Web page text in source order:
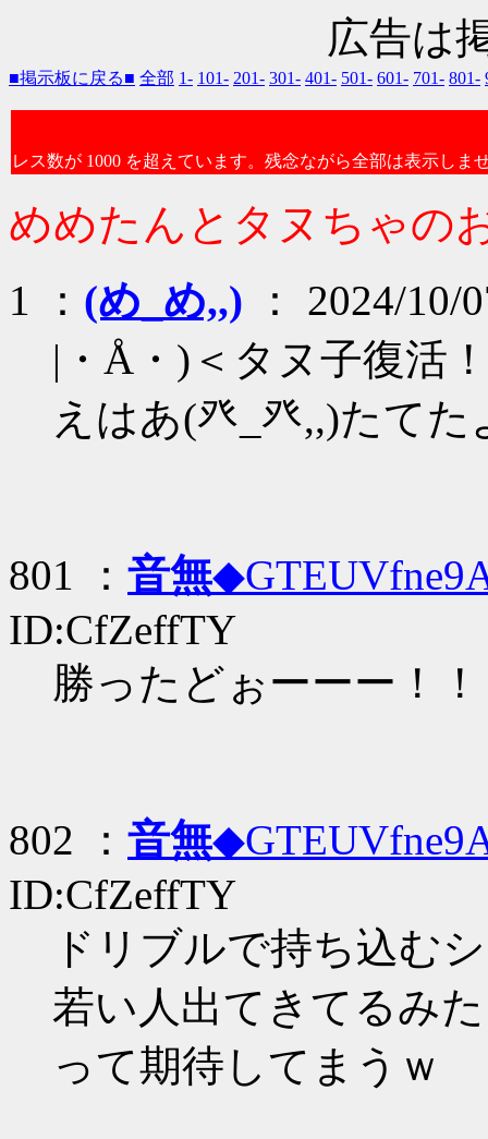
広告は
■掲示板に戻る■ 全部 1- 101- 201- 301- 401- 501- 601- 701- 801-
レス数が 1000 を超えています。残念ながら全部は表示しま
めめたんとタヌちゃの
1 ： (め_め,,) ： 2024/10/
|・Å・)＜タヌ子復活
えはあ(癶_癶,,)たてた
801 ： 音無
ID:CfZeffTY
勝ったどぉーーー！！
802 ： 音無
ID:CfZeffTY
ドリブルで持ち込む
若い人出てきてるみ
って期待してまうｗ